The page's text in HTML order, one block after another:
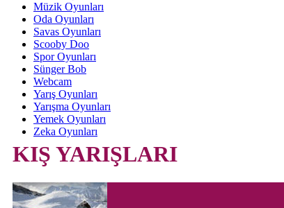
Müzik Oyunları
Oda Oyunları
Savas Oyunları
Scooby Doo
Spor Oyunları
Sünger Bob
Webcam
Yarış Oyunları
Yarışma Oyunları
Yemek Oyunları
Zeka Oyunları
KIŞ YARIŞLARI